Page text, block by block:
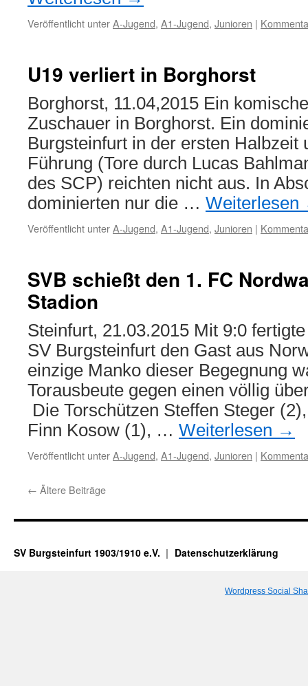
Veröffentlicht unterA-Jugend, A1-Jugend, Junioren |
U19 verliert in Borghorst
Borghorst, 11.04,2015 Ein
Zuschauer in Borghorst. Ein
Burgsteinfurt in der ersten Halbzeit
Führung (Tore durch Lucas
des SCP) reichten nicht aus. In
dominierten nur die … Weiterlesen
Veröffentlicht unterA-Jugend, A1-Jugend, Junioren |
SVB schießt den 1. FC
Stadion
Steinfurt, 21.03.2015 Mit 9:0
SV Burgsteinfurt den Gast aus
einzige Manko dieser Begegnung
Torausbeute gegen einen völlig
Die Torschützen Steffen Steger
Finn Kosow (1), … Weiterlesen →
Veröffentlicht unterA-Jugend, A1-Jugend, Junioren |
← Ältere Beiträge
SV Burgsteinfurt 1903/1910 e.V. Datenschutzerklärung
Wordpress Social